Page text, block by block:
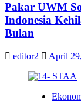
Pakar UWM
Indonesia
Bulan
editor2 April